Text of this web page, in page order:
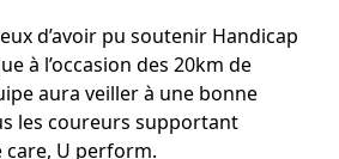
d’avoir pu soutenir Handicap
à l’occasion des 20km de
aura veiller à une bonne
les coureurs supportant
U perform.